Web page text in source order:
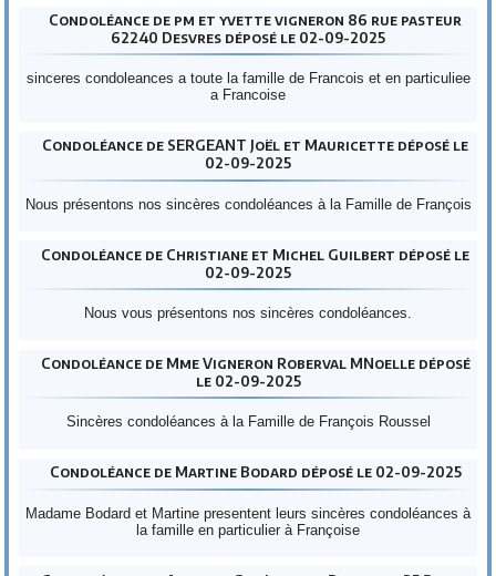
Condoléance de pm et yvette vigneron 86 rue pasteur
62240 Desvres déposé le 02-09-2025
sinceres condoleances a toute la famille de Francois et en particuliee
a Francoise
Condoléance de SERGEANT Joël et Mauricette déposé le
02-09-2025
Nous présentons nos sincères condoléances à la Famille de François
Condoléance de Christiane et Michel Guilbert déposé le
02-09-2025
Nous vous présentons nos sincères condoléances.
Condoléance de Mme Vigneron Roberval MNoelle déposé
le 02-09-2025
Sincères condoléances à la Famille de François Roussel
Condoléance de Martine Bodard déposé le 02-09-2025
Madame Bodard et Martine presentent leurs sincères condoléances à
la famille en particulier à Françoise